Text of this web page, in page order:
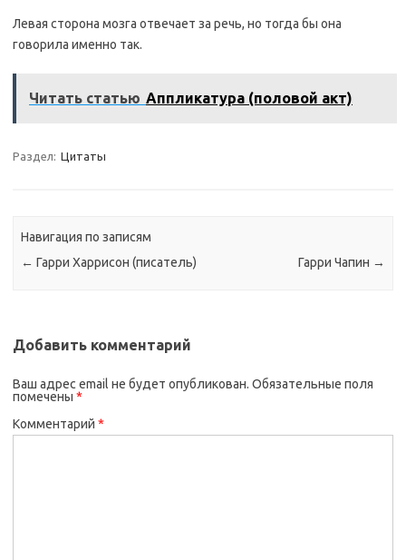
Левая сторона мозга отвечает за речь, но тогда бы она
говорила именно так.
Читать статью Аппликатура (половой акт)
Раздел: Цитаты
Навигация по записям
← Гарри Харрисон (писатель) Гарри Чапин →
Добавить комментарий
Ваш адрес email не будет опубликован. Обязательные поля
помечены *
Комментарий *